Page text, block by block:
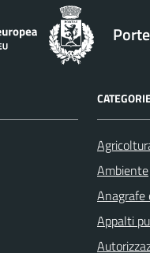
Porte
Ambiente
Anagrafe
Appalti